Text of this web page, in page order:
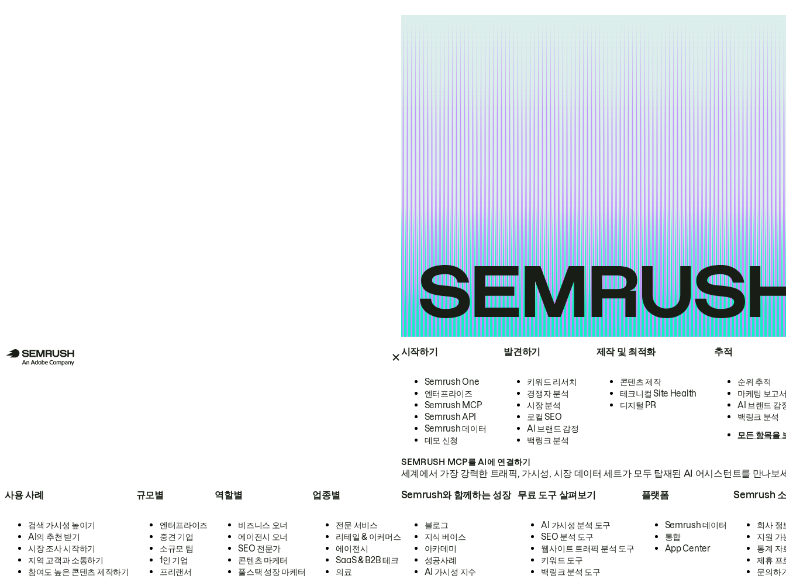
시작하기
Semrush One
엔터프라이즈
Semrush MCP
Semrush API
Semrush 데이터
데모 신청
발견하기
키워드 리서치
경쟁자 분석
시장 분석
로컬 SEO
AI 브랜드 감정
백링크 분석
제작 및 최적화
콘텐츠 제작
테크니컬 Site Health
디지털 PR
추적
순위 추적
마케팅 보고
AI 브랜드 감
백링크 분석
모든 항목을
SEMRUSH MCP를 AI에 연결하기
세계에서 가장 강력한 트래픽, 가시성, 시장 데이터 세트가 모두 탑재된 AI 어시스턴트를 만나보
사용 사례
검색 가시성 높이기
AI의 추천 받기
시장 조사 시작하기
지역 고객과 소통하기
참여도 높은 콘텐츠 제작하기
규모별
엔터프라이즈
중견 기업
소규모 팀
1인 기업
프리랜서
역할별
비즈니스 오너
에이전시 오너
SEO 전문가
콘텐츠 마케터
풀스택 성장 마케터
업종별
전문 서비스
리테일 & 이커머스
에이전시
SaaS & B2B 테크
의료
Semrush와 함께하는 성장
블로그
지식 베이스
아카데미
성공사례
AI 가시성 지수
무료 도구 살펴보기
AI 가시성 분석 도구
SEO 분석 도구
웹사이트 트래픽 분석 도구
키워드 도구
백링크 분석 도구
플랫폼
Semrush 데이터
통합
App Center
Semrush
회사 정
지원 가
통계 자
제휴 프
문의하